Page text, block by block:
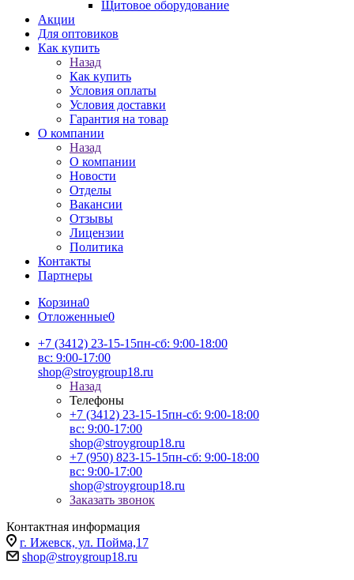
Щитовое оборудование
Акции
Для оптовиков
Как купить
Назад
Как купить
Условия оплаты
Условия доставки
Гарантия на товар
О компании
Назад
О компании
Новости
Отделы
Вакансии
Отзывы
Лицензии
Политика
Контакты
Партнеры
Корзина0
Отложенные0
+7 (3412) 23-15-15пн-сб: 9:00-18:00
вс: 9:00-17:00
shop@stroygroup18.ru
Назад
Телефоны
+7 (3412) 23-15-15пн-сб: 9:00-18:00
вс: 9:00-17:00
shop@stroygroup18.ru
+7 (950) 823-15-15пн-сб: 9:00-18:00
вс: 9:00-17:00
shop@stroygroup18.ru
Заказать звонок
Контактная информация
г. Ижевск, ул. Пойма,17
shop@stroygroup18.ru